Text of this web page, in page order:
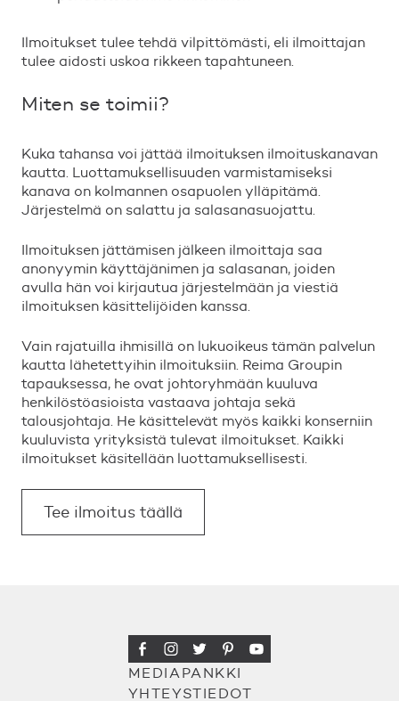
Ilmoitukset tulee tehdä vilpittömästi, eli ilmoittajan
tulee aidosti uskoa rikkeen tapahtuneen.
Miten se toimii?
Kuka tahansa voi jättää ilmoituksen ilmoituskanavan
kautta. Luottamuksellisuuden varmistamiseksi
kanava on kolmannen osapuolen ylläpitämä.
Järjestelmä on salattu ja salasanasuojattu.
Ilmoituksen jättämisen jälkeen ilmoittaja saa
anonyymin käyttäjänimen ja salasanan, joiden
avulla hän voi kirjautua järjestelmään ja viestiä
ilmoituksen käsittelijöiden kanssa.
Vain rajatuilla ihmisillä on lukuoikeus tämän palvelun
kautta lähetettyihin ilmoituksiin. Reima Groupin
tapauksessa, he ovat johtoryhmään kuuluva
henkilöstöasioista vastaava johtaja sekä
talousjohtaja. He käsittelevät myös kaikki konserniin
kuuluvista yrityksistä tulevat ilmoitukset. Kaikki
ilmoitukset käsitellään luottamuksellisesti.
Tee ilmoitus täällä
MEDIAPANKKI
YHTEYSTIEDOT